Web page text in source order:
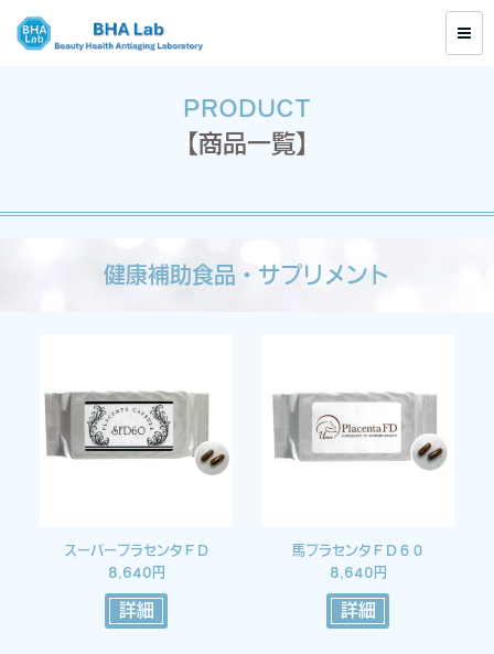
PRODUCT
【商品一覧】
健康補助食品・サプリメント
スーパープラセンタＦＤ
8,640円
詳細
馬プラセンタＦＤ６０
8,640円
詳細